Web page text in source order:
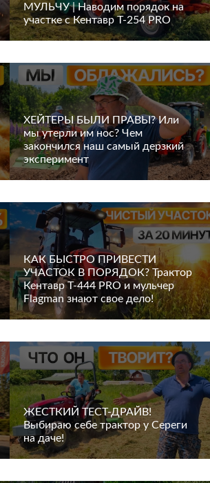
МУЛЬЧУ | Наводим порядок на
участке с Кентавр Т-254 PRO
ХЕЙТЕРЫ БЫЛИ ПРАВЫ? Или
мы утерли им нос? Чем
закончился наш самый дерзкий
эксперимент
КАК БЫСТРО ПРИВЕСТИ
УЧАСТОК В ПОРЯДОК? Трактор
Кентавр Т-444 PRO и мульчер
Flagman знают свое дело!
ЖЕСТКИЙ ТЕСТ-ДРАЙВ!
Выбираю себе трактор у Сереги
на даче!